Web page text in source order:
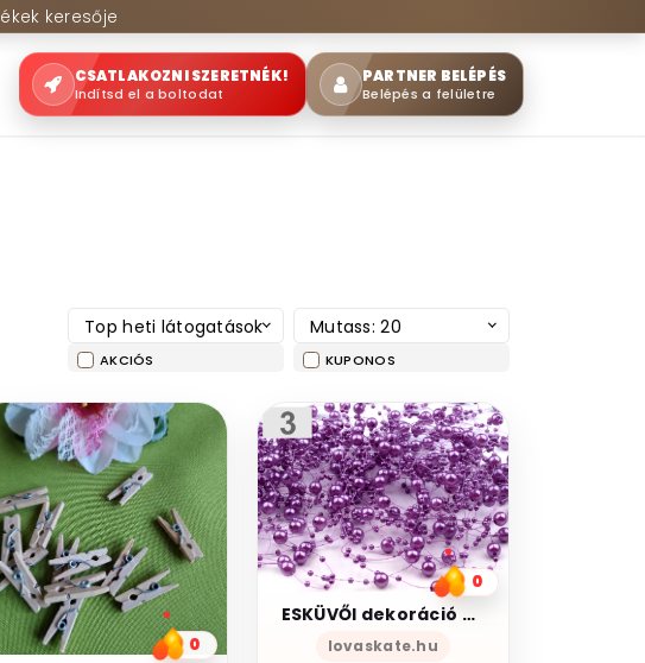
keresője
CSATLAKOZNI SZERETNÉK!
Indítsd el a boltodat
PARTNER BELÉPÉS
Belépés a felületre
Top heti látogatások Mutass: 20
AKCIÓS KUPONOS
0
0
ESKÜVŐI dekoráció DEK10 - Lila színű gyöngyös szilikonszál - méterre
lovaskate.hu